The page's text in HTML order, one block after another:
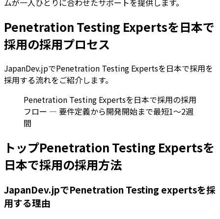
ムが一人ひとりに合わせたサポートを提供します。
Penetration Testing Expertsを日本で
採用の採用プロセス
JapanDev.jpでPenetration Testing Expertsを日本で採用を
採用する流れをご紹介します。
Penetration Testing Expertsを日本で採用の採用
フロー — 要件定義から開発開始まで最短1〜2週
間
トップPenetration Testing Expertsを
日本で採用の採用方法
JapanDev.jpでPenetration Testing expertsを採
用する理由